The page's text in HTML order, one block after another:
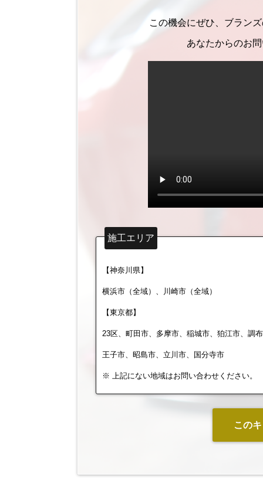
この機会にぜひ、ブラン
あなたからのお
施工エリア
【神奈川県】
横浜市（全域）、川崎市（全域）
【東京都】
23区、町田市、多摩市、稲城市、狛江市、調
王子市、昭島市、立川市、国分寺市
※ 上記にない地域はお問い合わせください。
この